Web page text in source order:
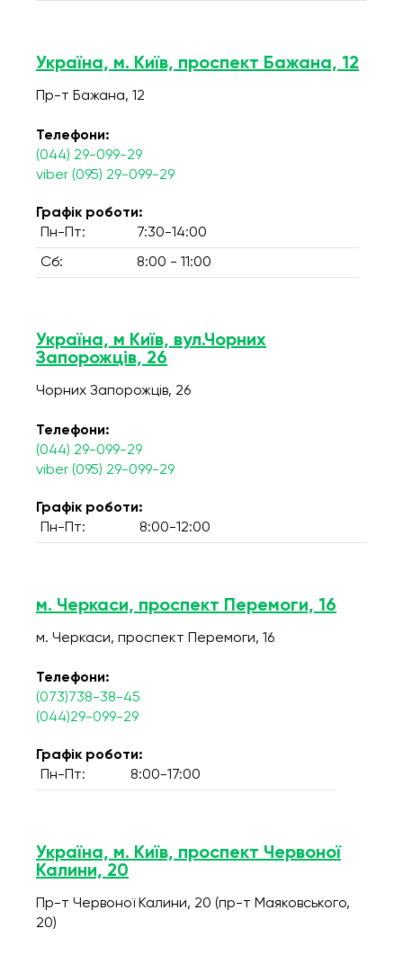
Україна, м. Київ, проспект Бажана, 12
Пр-т Бажана, 12
Телефони:
(044) 29-099-29
viber (095) 29-099-29
Графік роботи:
Пн-Пт:
7:30-14:00
Сб: 8:00 - 11:00
Україна, м Київ, вул.Чорних
Запорожців, 26
Чорних Запорожців, 26
Телефони:
(044) 29-099-29
viber (095) 29-099-29
Графік роботи:
Пн-Пт:
8:00-12:00
м. Черкаси, проспект Перемоги, 16
м. Черкаси, проспект Перемоги, 16
Телефони:
(073)738-38-45
(044)29-099-29
Графік роботи:
Пн-Пт:
8:00-17:00
Україна, м. Київ, проспект Червоної
Калини, 20
Пр-т Червоної Калини, 20 (пр-т Маяковського,
20)